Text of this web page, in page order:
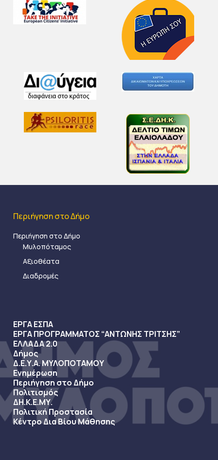
Περιήγηση στο Δήμο
Περιήγηση στο Δήμο
Μυλοπόταμος
Αξιοθέατα
Διαδρομές
ΕΡΓΑ ΕΣΠΑ
ΕΡΓΑ ΠΡΟΓΡΑΜΜΑΤΟΣ “ΑΝΤΩΝΗΣ ΤΡΙΤΣΗΣ”
ΕΛΛΑΔΑ 2.0
Δήμος
Δ.Ε.Υ.Α. ΜΥΛΟΠΟΤΑΜΟΥ
Ενημέρωση
Περιήγηση στο Δήμο
Πολιτισμός
ΔΗ.Κ.Ε.ΜΥ.
Πολιτική Προστασία
Κέντρο Δια Βίου Μάθησης